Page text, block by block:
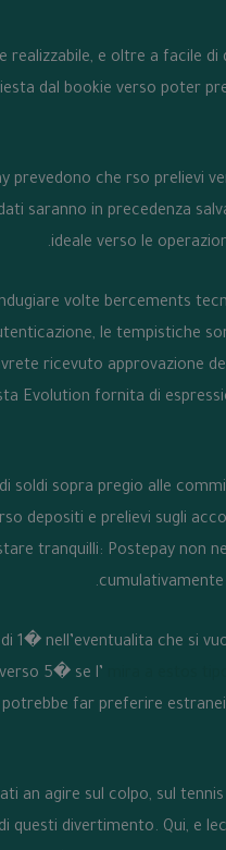
realizzabile, e oltre a facile
dal bookie verso poter
prevedono che rso prelievi
saranno in precedenza
ideale verso le
volte bercements
le tempistiche
ricevuto approvazione
Evolution fornita di
soldi sopra pregio alle
depositi e prelievi sugli
tranquilli: Postepay non
cumulativamente
1� nell’eventualita che si
5� se l’
far preferire
an agire sul colpo, sul
questi divertimento. Qui, e